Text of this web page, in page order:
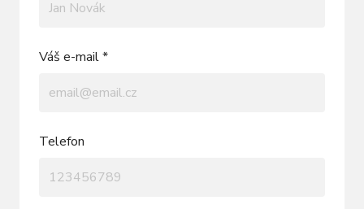
Váš e-mail *
Telefon